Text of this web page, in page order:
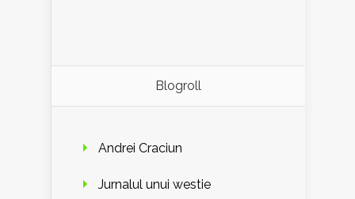
Blogroll
Andrei Craciun
Jurnalul unui westie